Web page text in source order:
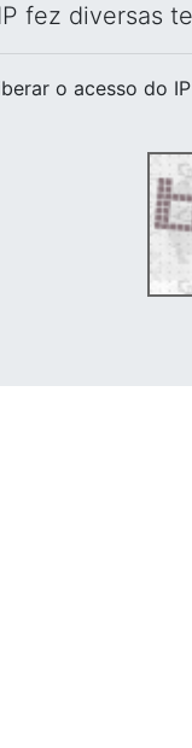
fez diversas
o acesso do IP